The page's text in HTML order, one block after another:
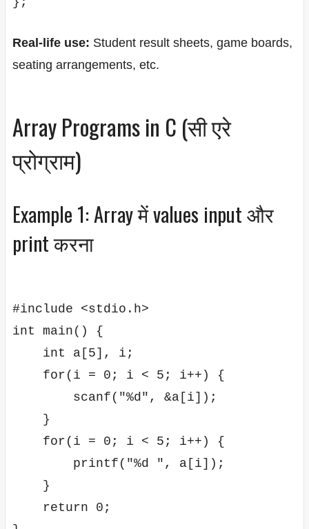
Real-life use: Student result sheets, game boards,
seating arrangements, etc.
Array Programs in C (सी एरे
प्रोग्राम)
Example 1: Array में values input और
print करना
#include <stdio.h>
int main() {
    int a[5], i;
    for(i = 0; i < 5; i++) {
        scanf("%d", &a[i]);
    }
    for(i = 0; i < 5; i++) {
        printf("%d ", a[i]);
    }
    return 0;